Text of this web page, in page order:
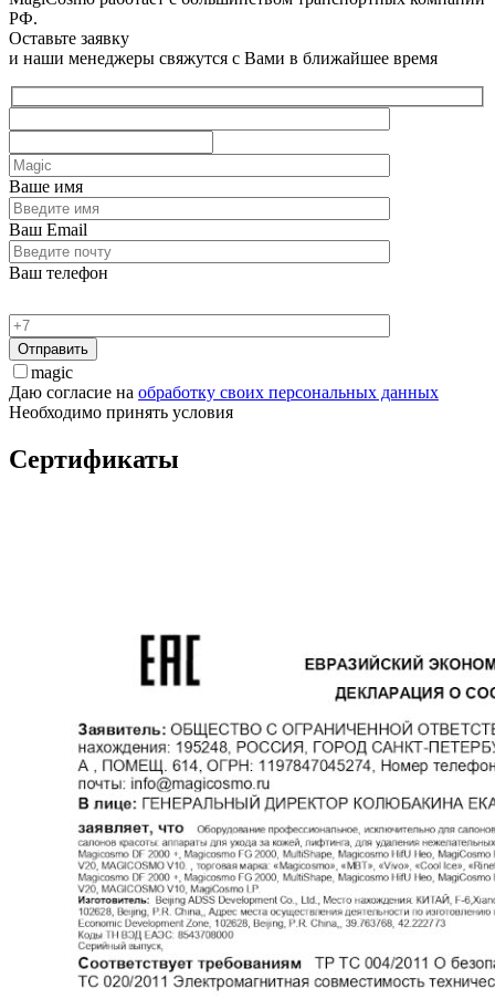
РФ.
Оставьте заявку
и наши менеджеры свяжутся с Вами в ближайшее время
Ваше имя
Ваш Email
Ваш телефон
magic
Даю согласие на обработку своих персональных данных
Необходимо принять условия
Сертификаты